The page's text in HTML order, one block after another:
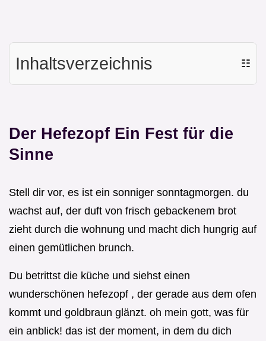
Inhaltsverzeichnis ☷
Der Hefezopf Ein Fest für die
Sinne
Stell dir vor, es ist ein sonniger sonntagmorgen. du
wachst auf, der duft von frisch gebackenem brot
zieht durch die wohnung und macht dich hungrig auf
einen gemütlichen brunch.
Du betrittst die küche und siehst einen
wunderschönen hefezopf , der gerade aus dem ofen
kommt und goldbraun glänzt. oh mein gott, was für
ein anblick! das ist der moment, in dem du dich